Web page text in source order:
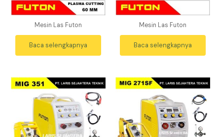
Mesin Las Futon
Baca selengkapnya
Mesin Las Futon
Baca selengkapnya